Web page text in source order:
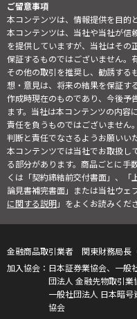
ご留意事項
本コンテンツは、情報提供を目的
本コンテンツは、当社や当社が信
を提供していますが、当社はその
保証するものではございません。
その他の取引を推奨し、勧誘する
想・意見は、将来の結果を保証す
作成時現在のものであり、今後予
ます。当社は本コンテンツの内容
責任を負うものではございません
判断と責任でなさるようお願いい
本コンテンツでは当社でお取扱し
る部分があります。商品ごとに手
くは「契約締結前交付書面」、「
論見書補完書面」または当社ウェ
に関する説明」をよくお読みくだ
金融商品取引業者 関東財務局長
日本証券業協会、一般
団法人 金融先物取引業
一般社団法人 日本暗
協会